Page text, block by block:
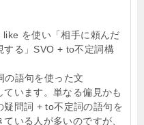
を使い「相手に頼んだ
する」SVO + to不定詞構
語句を使った文
ています。単なる偏見かも
問詞 + to不定詞の語句を
いる人が多いのですが、